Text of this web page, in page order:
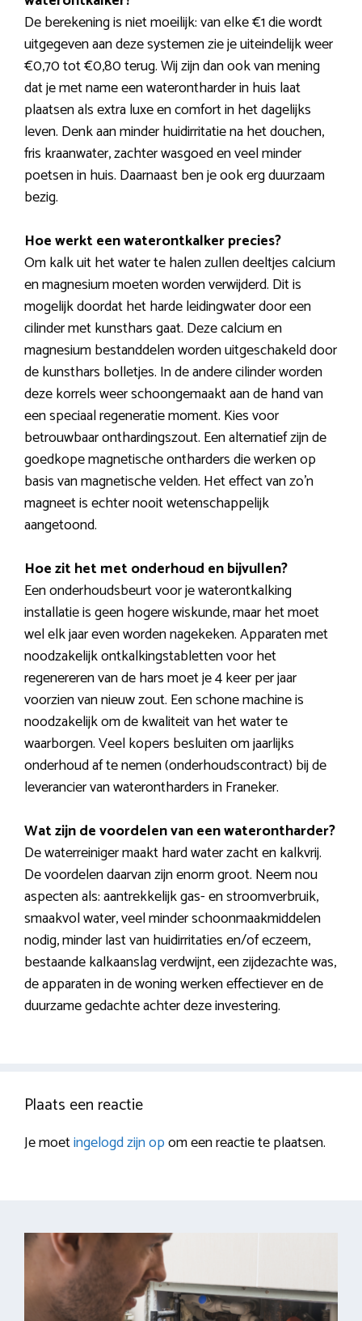
De berekening is niet moeilijk: van elke €1 die wordt
uitgegeven aan deze systemen zie je uiteindelijk weer
€0,70 tot €0,80 terug. Wij zijn dan ook van mening
dat je met name een waterontharder in huis laat
plaatsen als extra luxe en comfort in het dagelijks
leven. Denk aan minder huidirritatie na het douchen,
fris kraanwater, zachter wasgoed en veel minder
poetsen in huis. Daarnaast ben je ook erg duurzaam
bezig.
Hoe werkt een waterontkalker precies?
Om kalk uit het water te halen zullen deeltjes calcium
en magnesium moeten worden verwijderd. Dit is
mogelijk doordat het harde leidingwater door een
cilinder met kunsthars gaat. Deze calcium en
magnesium bestanddelen worden uitgeschakeld door
de kunsthars bolletjes. In de andere cilinder worden
deze korrels weer schoongemaakt aan de hand van
een speciaal regeneratie moment. Kies voor
betrouwbaar onthardingszout. Een alternatief zijn de
goedkope magnetische ontharders die werken op
basis van magnetische velden. Het effect van zo’n
magneet is echter nooit wetenschappelijk
aangetoond.
Hoe zit het met onderhoud en bijvullen?
Een onderhoudsbeurt voor je waterontkalking
installatie is geen hogere wiskunde, maar het moet
wel elk jaar even worden nagekeken. Apparaten met
noodzakelijk ontkalkingstabletten voor het
regenereren van de hars moet je 4 keer per jaar
voorzien van nieuw zout. Een schone machine is
noodzakelijk om de kwaliteit van het water te
waarborgen. Veel kopers besluiten om jaarlijks
onderhoud af te nemen (onderhoudscontract) bij de
leverancier van waterontharders in Franeker.
Wat zijn de voordelen van een waterontharder?
De waterreiniger maakt hard water zacht en kalkvrij.
De voordelen daarvan zijn enorm groot. Neem nou
aspecten als: aantrekkelijk gas- en stroomverbruik,
smaakvol water, veel minder schoonmaakmiddelen
nodig, minder last van huidirritaties en/of eczeem,
bestaande kalkaanslag verdwijnt, een zijdezachte was,
de apparaten in de woning werken effectiever en de
duurzame gedachte achter deze investering.
Plaats een reactie
Je moetingelogd zijn opom een reactie te plaatsen.